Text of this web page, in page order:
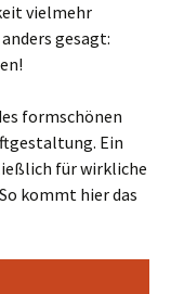
vielmehr
gesagt:
formschönen
Ein
für wirkliche
kommt hier das